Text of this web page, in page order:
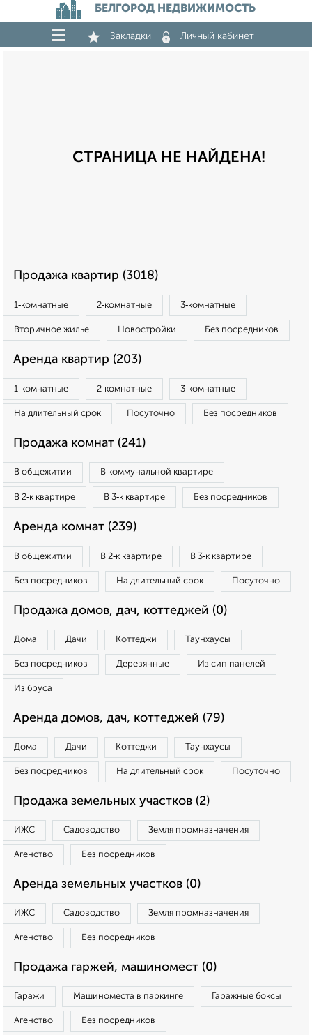
БЕЛГОРОД НЕДВИЖИМОСТЬ
Закладки Личный кабинет
СТРАНИЦА НЕ НАЙДЕНА!
Продажа квартир (3018)
1‑комнатные 2‑комнатные 3‑комнатные
Вторичное жилье Новостройки Без посредников
Аренда квартир (203)
1‑комнатные 2‑комнатные 3‑комнатные
На длительный срок Посуточно Без посредников
Продажа комнат (241)
В общежитии В коммунальной квартире
В 2‑к квартире В 3‑к квартире Без посредников
Аренда комнат (239)
В общежитии В 2‑к квартире В 3‑к квартире
Без посредников На длительный срок Посуточно
Продажа домов, дач, коттеджей (0)
Дома Дачи Коттеджи Таунхаусы
Без посредников Деревянные Из сип панелей
Из бруса
Аренда домов, дач, коттеджей (79)
Дома Дачи Коттеджи Таунхаусы
Без посредников На длительный срок Посуточно
Продажа земельных участков (2)
ИЖС Садоводство Земля промназначения
Агенство Без посредников
Аренда земельных участков (0)
ИЖС Садоводство Земля промназначения
Агенство Без посредников
Продажа гаржей, машиномест (0)
Гаражи Машиноместа в паркинге Гаражные боксы
Агенство Без посредников